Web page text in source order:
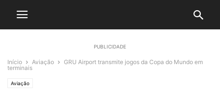
PUBLICIDADE
Início Aviação
GRU Airport transmite jogos da Copa do Mundo em
terminais
Aviação